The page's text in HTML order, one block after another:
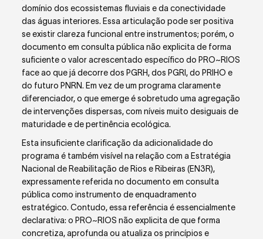
domínio dos ecossistemas fluviais e da conectividade
das águas interiores. Essa articulação pode ser positiva
se existir clareza funcional entre instrumentos; porém, o
documento em consulta pública não explicita de forma
suficiente o valor acrescentado específico do PRO~RIOS
face ao que já decorre dos PGRH, dos PGRI, do PRIHO e
do futuro PNRN. Em vez de um programa claramente
diferenciador, o que emerge é sobretudo uma agregação
de intervenções dispersas, com níveis muito desiguais de
maturidade e de pertinência ecológica.
Esta insuficiente clarificação da adicionalidade do
programa é também visível na relação com a Estratégia
Nacional de Reabilitação de Rios e Ribeiras (EN3R),
expressamente referida no documento em consulta
pública como instrumento de enquadramento
estratégico. Contudo, essa referência é essencialmente
declarativa: o PRO~RIOS não explicita de que forma
concretiza, aprofunda ou atualiza os princípios e